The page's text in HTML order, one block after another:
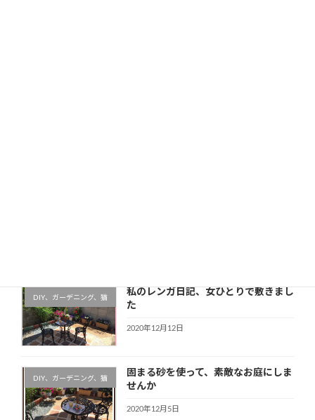
DIY、ガーデニング、猫
私のレンガ日記、女ひとりで敷きまし
た
2020年12月12日
DIY、ガーデニング、猫
固まる砂を使って、素敵なお庭にしま
せんか
2020年12月5日